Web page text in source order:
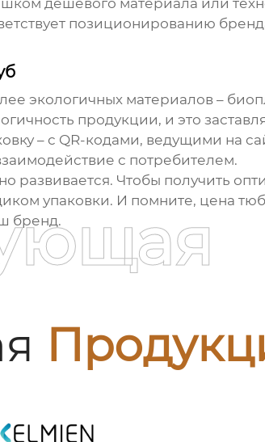
дешевого материала или
позиционированию
экологичных материалов –
продукции, и это
– с QR-кодами, ведущими на
с потребителем.
развивается. Чтобы получить
упаковки. И помните, цена
бренд.